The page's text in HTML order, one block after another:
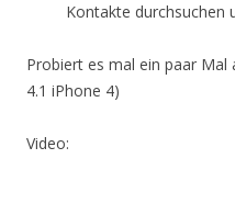
Kontakte durchsuchen
Probiert es mal ein paar Mal
4.1 iPhone 4)
Video: